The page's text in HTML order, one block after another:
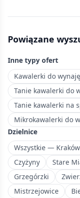
sprawdzą
jako
nieruchomość
lub
inwestycja
pod
wynajem.
Najdalej
wysunięta
na
północ
dzielnica
Krakowa
z
Powiązane
Inne typy ofert
Kawalerki do
Tanie kawalerki do
Tanie kawalerki na
Mikrokawalerki do
Dzielnice
Wszystkie — Kraków
Czyżyny
Stare
Grzegórzki
Mistrzejowice